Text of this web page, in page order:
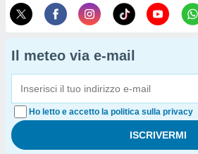
Il meteo via e-mail
Ho letto e accetto la politica sulla privacy